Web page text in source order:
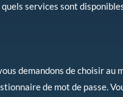
services sont
demandons de choisir au
de mot de passe.